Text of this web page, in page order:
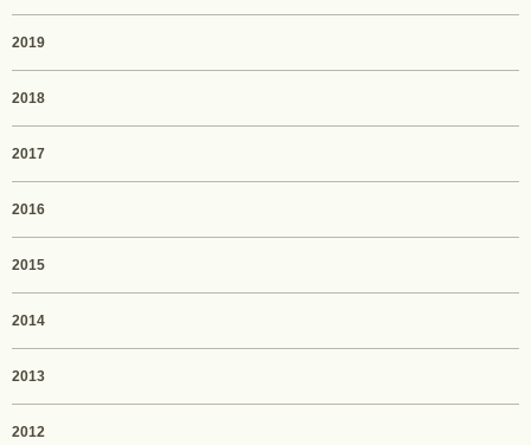
2019
2018
2017
2016
2015
2014
2013
2012